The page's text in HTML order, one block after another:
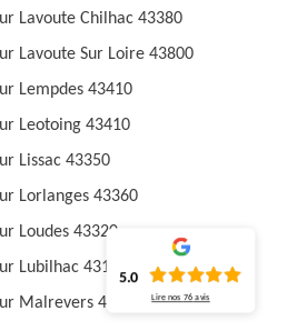
Lavoute Chilhac 43380
Lavoute Sur Loire 43800
Lempdes 43410
Leotoing 43410
Lissac 43350
Lorlanges 43360
Loudes 43320
Lubilhac 43100
Malrevers 43800
5.0
Lire nos 76 avis